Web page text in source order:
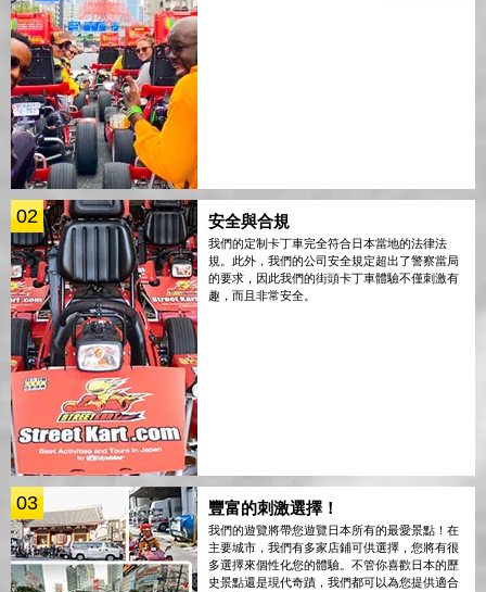
02 安全與合規
我們的定制卡丁車完全符合日本當地的法律法
規。此外，我們的公司安全規定超出了警察當局
的要求，因此我們的街頭卡丁車體驗不僅刺激有
趣，而且非常安全。
03 豐富的刺激選擇！
我們的遊覽將帶您遊覽日本所有的最愛景點！在
主要城市，我們有多家店鋪可供選擇，您將有很
多選擇來個性化您的體驗。不管你喜歡日本的歷
史景點還是現代奇蹟，我們都可以為您提供適合